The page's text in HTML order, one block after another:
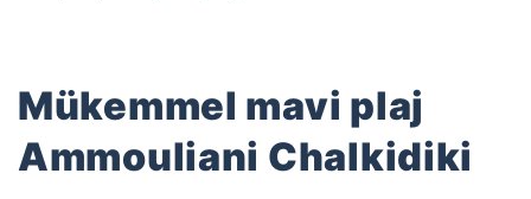
Mükemmel mavi plaj
Ammouliani Chalkidiki